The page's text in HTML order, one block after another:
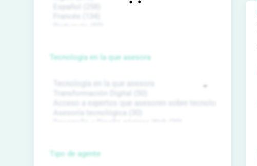
Tecnología en la que asesora
Tipo de agente